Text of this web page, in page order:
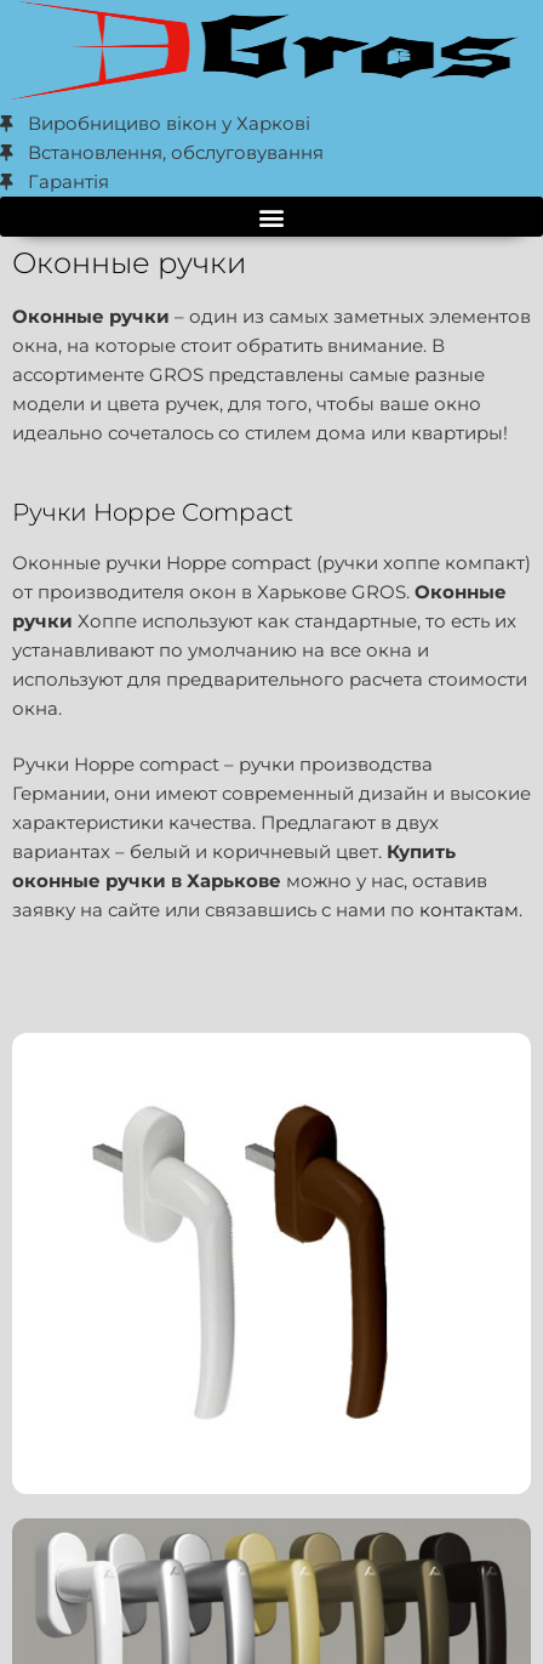
Виробнициво вікон у Харкові
Встановлення, обслуговування
Гарантія
Оконные ручки
Оконные ручки – один из самых заметных элементов
окна, на которые стоит обратить внимание. В
ассортименте GROS представлены самые разные
модели и цвета ручек, для того, чтобы ваше окно
идеально сочеталось со стилем дома или квартиры!
Ручки Hoppe Compact
Оконные ручки Нoppe compact (ручки хоппе компакт)
от производителя окон в Харькове GROS. Оконные
ручки Хоппе используют как стандартные, то есть их
устанавливают по умолчанию на все окна и
используют для предварительного расчета стоимости
окна.
Ручки Нoppe compact – ручки производства
Германии, они имеют современный дизайн и высокие
характеристики качества. Предлагают в двух
вариантах – белый и коричневый цвет. Купить
оконные ручки в Харькове можно у нас, оставив
заявку на сайте или связавшись с нами по контактам.